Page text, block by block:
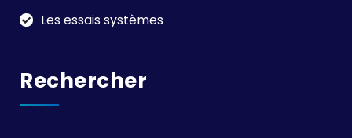
Les essais systèmes
Rechercher